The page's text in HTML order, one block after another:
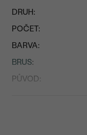
DRUH:
POČET:
BARVA:
BRUS:
PŮVOD: